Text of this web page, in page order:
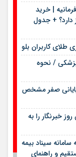
| خرید
دارد؟ + جدول
طلای کاربران بلو
پزشکی / نحوه
صفر مشخص
خبرنگار را به
۱۴۰۵ | ورود به سامانه سیناد بیمه
و راهنمای